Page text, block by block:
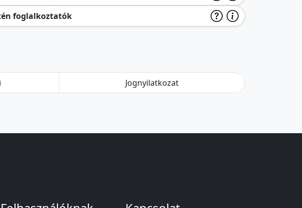
foglalkoztatók
Jognyilatkozat